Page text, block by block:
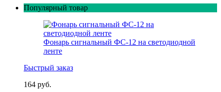
Популярный товар
Фонарь сигнальный ФС-12 на светодиодной
ленте
Быстрый заказ
164 руб.